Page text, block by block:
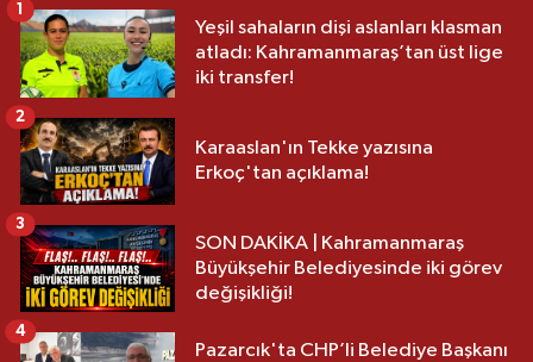
Yeşil sahaların dişi aslanları klasman
atladı: Kahramanmaraş’tan üst lige
iki transfer!
1
Karaaslan'ın Tekke yazısına
Erkoç'tan açıklama!
2
SON DAKİKA | Kahramanmaraş
Büyükşehir Belediyesinde iki görev
değişikliği!
3
Pazarcık'ta CHP’li Belediye Başkanı
4